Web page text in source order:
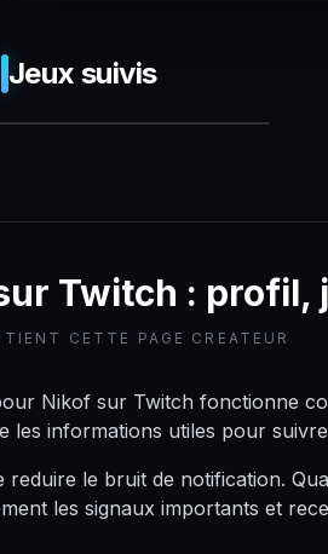
Jeux suivis
Benachrichtigungen
Browser leider
nicht unterstützt.
Twitch : profil,
CETTE PAGE CREATEUR
Nikof sur Twitch fonctionne
les informations utiles pour
reduire le bruit de notification.
les signaux importants et